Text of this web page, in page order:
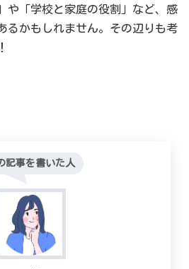
や「学校と家庭の役割」など、感
るかもしれません。その辺りも考
記事を書いた人